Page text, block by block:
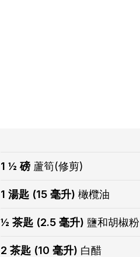
1 ½ 磅 蘆筍(修剪)
1 湯匙 (15 毫升) 橄欖油
½ 茶匙 (2.5 毫升) 鹽和胡椒粉
2 茶匙 (10 毫升) 白醋